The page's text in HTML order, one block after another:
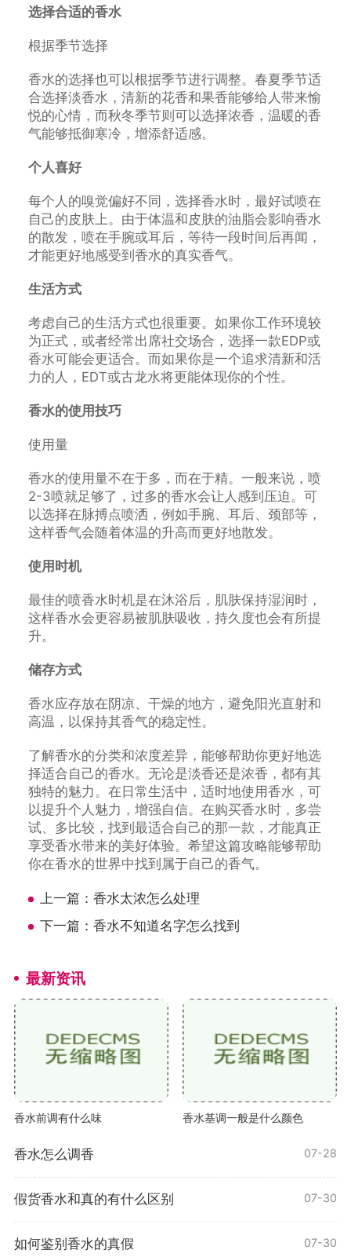
选择合适的香水
根据季节选择
香水的选择也可以根据季节进行调整。春夏季节适
合选择淡香水，清新的花香和果香能够给人带来愉
悦的心情，而秋冬季节则可以选择浓香，温暖的香
气能够抵御寒冷，增添舒适感。
个人喜好
每个人的嗅觉偏好不同，选择香水时，最好试喷在
自己的皮肤上。由于体温和皮肤的油脂会影响香水
的散发，喷在手腕或耳后，等待一段时间后再闻，
才能更好地感受到香水的真实香气。
生活方式
考虑自己的生活方式也很重要。如果你工作环境较
为正式，或者经常出席社交场合，选择一款EDP或
香水可能会更适合。而如果你是一个追求清新和活
力的人，EDT或古龙水将更能体现你的个性。
香水的使用技巧
使用量
香水的使用量不在于多，而在于精。一般来说，喷
2-3喷就足够了，过多的香水会让人感到压迫。可
以选择在脉搏点喷洒，例如手腕、耳后、颈部等，
这样香气会随着体温的升高而更好地散发。
使用时机
最佳的喷香水时机是在沐浴后，肌肤保持湿润时，
这样香水会更容易被肌肤吸收，持久度也会有所提
升。
储存方式
香水应存放在阴凉、干燥的地方，避免阳光直射和
高温，以保持其香气的稳定性。
了解香水的分类和浓度差异，能够帮助你更好地选
择适合自己的香水。无论是淡香还是浓香，都有其
独特的魅力。在日常生活中，适时地使用香水，可
以提升个人魅力，增强自信。在购买香水时，多尝
试、多比较，找到最适合自己的那一款，才能真正
享受香水带来的美好体验。希望这篇攻略能够帮助
你在香水的世界中找到属于自己的香气。
上一篇： 香水太浓怎么处理
下一篇： 香水不知道名字怎么找到
最新资讯
香水前调有什么味 香水基调一般是什么颜色
香水怎么调香 07-28
假货香水和真的有什么区别 07-30
如何鉴别香水的真假 07-30